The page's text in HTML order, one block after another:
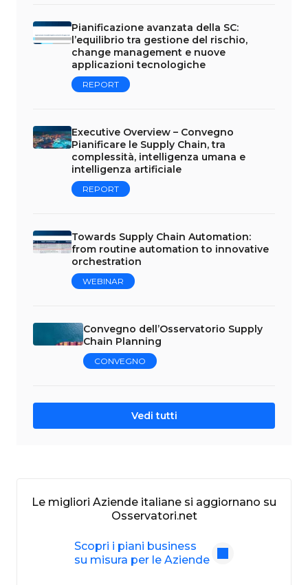
Pianificazione avanzata della SC:
l’equilibrio tra gestione del rischio,
change management e nuove
applicazioni tecnologiche
REPORT
Executive Overview – Convegno
Pianificare le Supply Chain, tra
complessità, intelligenza umana e
intelligenza artificiale
REPORT
Towards Supply Chain Automation:
from routine automation to innovative
orchestration
WEBINAR
Convegno dell’Osservatorio Supply
Chain Planning
CONVEGNO
Vedi tutti
Le migliori Aziende italiane si aggiornano su
Osservatori.net
Scopri i piani business
su misura per le Aziende